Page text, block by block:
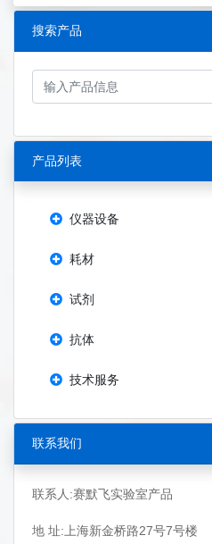
搜索产品
产品列表
仪器设备
耗材
试剂
抗体
技术服务
联系我们
联系人:赛默飞实验室产品
地 址:上海新金桥路27号7号楼